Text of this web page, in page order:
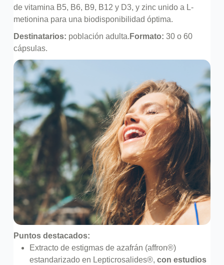
de vitamina B5, B6, B9, B12 y D3, y zinc unido a L-
metionina para una biodisponibilidad óptima.
Destinatarios: población adulta. Formato: 30 o 60
cápsulas.
Puntos destacados:
Extracto de estigmas de azafrán (affron®)
estandarizado en Lepticrosalides®, con estudios